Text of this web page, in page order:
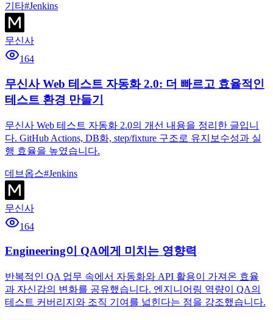
기타#Jenkins
무신사
164
무신사 Web 테스트 자동화 2.0: 더 빠르고 효율적인
테스트 환경 만들기
무신사 Web 테스트 자동화 2.0의 개선 내용을 정리한 글입니
다. GitHub Actions, DB화, step/fixture 구조로 유지보수성과 실
행 효율을 높였습니다.
데브옵스#Jenkins
무신사
164
Engineering이 QA에게 미치는 영향력
반복적인 QA 업무 속에서 자동화와 API 활용이 가져온 효율
과 자신감의 변화를 공유했습니다. 엔지니어링 역량이 QA의
테스트 커버리지와 조직 기여를 넓힌다는 점을 강조했습니다.